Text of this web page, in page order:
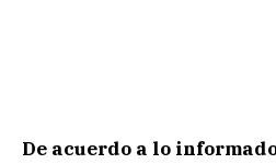
De acuerdo a lo